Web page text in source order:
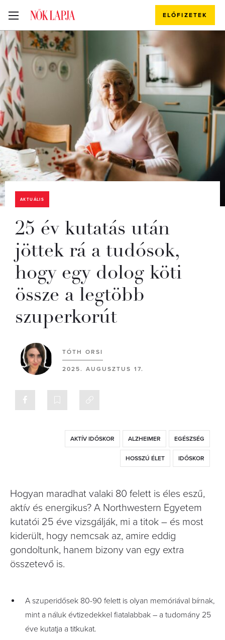
ELŐFIZETEK
AKTUÁLIS
25 év kutatás után
jöttek rá a tudósok,
hogy egy dolog köti
össze a legtöbb
szuperkorút
TÓTH ORSI
2025. AUGUSZTUS 17.
AKTÍV IDŐSKOR ALZHEIMER EGÉSZSÉG
HOSSZÚ ÉLET IDŐSKOR
Hogyan maradhat valaki 80 felett is éles eszű,
aktív és energikus? A Northwestern Egyetem
kutatói 25 éve vizsgálják, mi a titok – és most
kiderült, hogy nemcsak az, amire eddig
gondoltunk, hanem bizony van egy extra
összetevő is.
A szuperidősek 80-90 felett is olyan memóriával bírnak,
mint a náluk évtizedekkel fiatalabbak – a tudomány 25
éve kutatja a titkukat.